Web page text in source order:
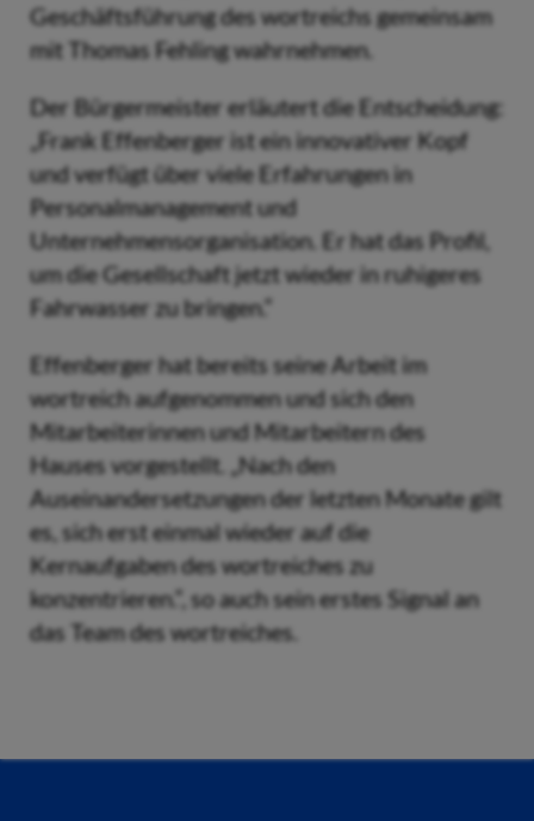
Geschäftsführung des wortreichs gemeinsam
mit Thomas Fehling wahrnehmen.
Der Bürgermeister erläutert die Entscheidung:
„Frank Effenberger ist ein innovativer Kopf
und verfügt über viele Erfahrungen in
Personalmanagement und
Unternehmensorganisation. Er hat das Profil,
um die Gesellschaft jetzt wieder in ruhigeres
Fahrwasser zu bringen.“
Effenberger hat bereits seine Arbeit im
wortreich aufgenommen und sich den
Mitarbeiterinnen und Mitarbeitern des
Hauses vorgestellt. „Nach den
Auseinandersetzungen der letzten Monate gilt
es, sich erst einmal wieder auf die
Kernaufgaben des wortreiches zu
konzentrieren.“, so auch sein erstes Signal an
das Team des wortreiches.